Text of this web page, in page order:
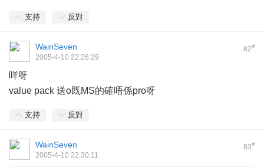
支持 反對
82#
WainSeven
2005-4-10 22:26:29
咩呀
value pack 送o既MS的確唔係pro呀
支持 反對
83#
WainSeven
2005-4-10 22:30:11